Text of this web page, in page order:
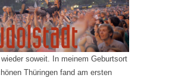
soweit. In meinem Geburtsort
Thüringen fand am ersten